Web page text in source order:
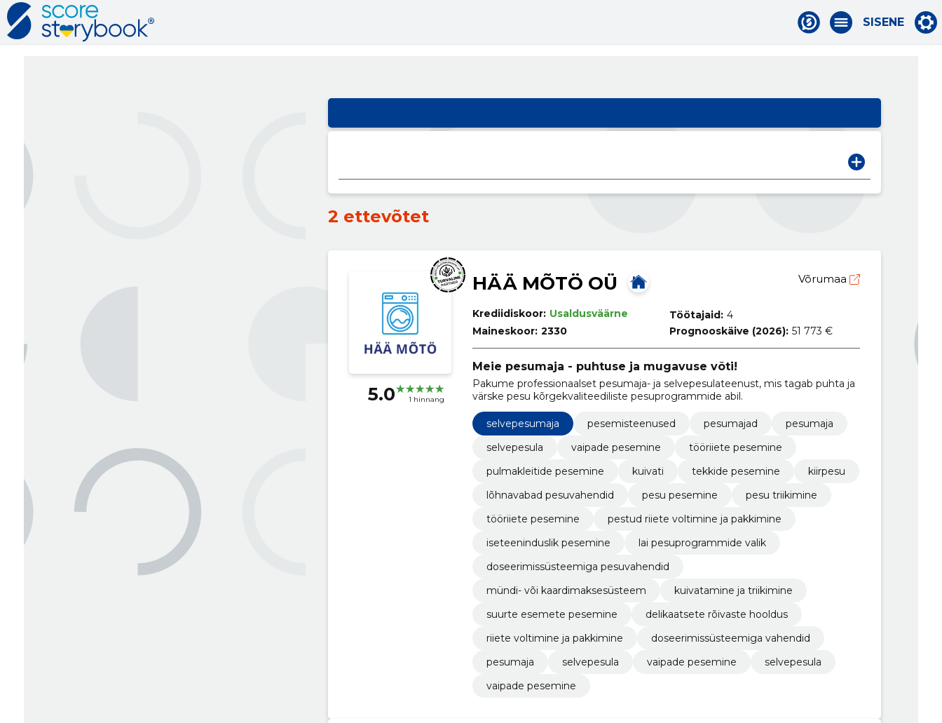
SISENE
2 ettevõtet
5.0 1 hinnang
HÄÄ MÕTÖ OÜ Võrumaa
Krediidiskoor: Usaldusväärne
Maineskoor: 2330
Töötajaid: 4
Prognooskäive (2026): 51 773 €
Meie pesumaja - puhtuse ja mugavuse võti!
Pakume professionaalset pesumaja- ja selvepesulateenust, mis tagab puhta ja
värske pesu kõrgekvaliteediliste pesuprogrammide abil.
selvepesumaja pesemisteenused pesumajad
pesumaja
selvepesula
vaipade pesemine
tööriiete pesemine
pulmakleitide pesemine
kuivati tekkide pesemine
kiirpesu
lõhnavabad pesuvahendid
pesu pesemine
pesu triikimine
tööriiete pesemine
pestud riiete voltimine ja pakkimine
iseteeninduslik pesemine
lai pesuprogrammide valik
doseerimissüsteemiga pesuvahendid
mündi- või kaardimaksesüsteem
kuivatamine ja triikimine
suurte esemete pesemine
delikaatsete rõivaste hooldus
riiete voltimine ja pakkimine
doseerimissüsteemiga vahendid
pesumaja
selvepesula vaipade pesemine
selvepesula
vaipade pesemine